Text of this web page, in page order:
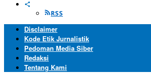
RSS
Disclaimer
Kode Etik Jurnalistik
Pedoman Media Siber
Redaksi
Tentang Kami